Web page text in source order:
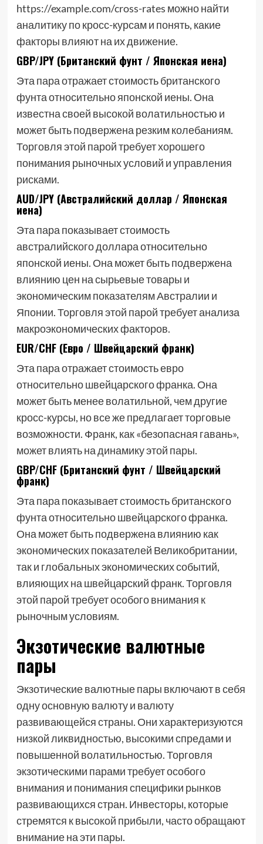
https://example.com/cross-rates можно найти
аналитику по кросс-курсам и понять, какие
факторы влияют на их движение.
GBP/JPY (Британский фунт / Японская иена)
Эта пара отражает стоимость британского
фунта относительно японской иены. Она
известна своей высокой волатильностью и
может быть подвержена резким колебаниям.
Торговля этой парой требует хорошего
понимания рыночных условий и управления
рисками.
AUD/JPY (Австралийский доллар / Японская
иена)
Эта пара показывает стоимость
австралийского доллара относительно
японской иены. Она может быть подвержена
влиянию цен на сырьевые товары и
экономическим показателям Австралии и
Японии. Торговля этой парой требует анализа
макроэкономических факторов.
EUR/CHF (Евро / Швейцарский франк)
Эта пара отражает стоимость евро
относительно швейцарского франка. Она
может быть менее волатильной, чем другие
кросс-курсы, но все же предлагает торговые
возможности. Франк, как «безопасная гавань»,
может влиять на динамику этой пары.
GBP/CHF (Британский фунт / Швейцарский
франк)
Эта пара показывает стоимость британского
фунта относительно швейцарского франка.
Она может быть подвержена влиянию как
экономических показателей Великобритании,
так и глобальных экономических событий,
влияющих на швейцарский франк. Торговля
этой парой требует особого внимания к
рыночным условиям.
Экзотические валютные
пары
Экзотические валютные пары включают в себя
одну основную валюту и валюту
развивающейся страны. Они характеризуются
низкой ликвидностью, высокими спредами и
повышенной волатильностью. Торговля
экзотическими парами требует особого
внимания и понимания специфики рынков
развивающихся стран. Инвесторы, которые
стремятся к высокой прибыли, часто обращают
внимание на эти пары.